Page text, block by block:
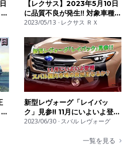
点で詳しく考察します。
・コンポをどのように使って
グカー、仕事場、それとも自
か。ぜひコメント欄で教えて
評価とチャンネル登録をよろ
【レクサス】2023年5月10日
に品質不良が発生‼︎ 対象車種、
納期に影響は⁉︎
2023/05/13 レクサス ＲＸ
新型レヴォーグ「レイバッ
ク」見参!! 11月にいよいよ登
場 スバル国内市場の救世主
2023/06/30 スバル レヴォーグ
一覧を見る